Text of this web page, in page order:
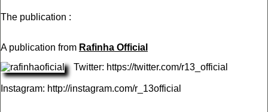
The publication :
A publication from Rafinha Official
Twitter: https://twitter.com/r13_official
Instagram: http://instagram.com/r_13official